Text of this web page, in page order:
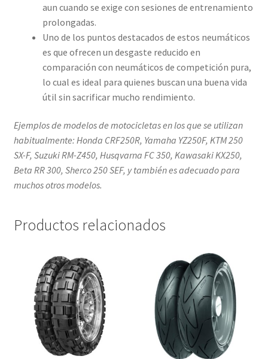
aun cuando se exige con sesiones de entrenamiento
prolongadas.
Uno de los puntos destacados de estos neumáticos
es que ofrecen un desgaste reducido en
comparación con neumáticos de competición pura,
lo cual es ideal para quienes buscan una buena vida
útil sin sacrificar mucho rendimiento.
Ejemplos de modelos de motocicletas en los que se utilizan
habitualmente: Honda CRF250R, Yamaha YZ250F, KTM 250
SX-F, Suzuki RM-Z450, Husqvarna FC 350, Kawasaki KX250,
Beta RR 300, Sherco 250 SEF, y también es adecuado para
muchos otros modelos.
Productos relacionados